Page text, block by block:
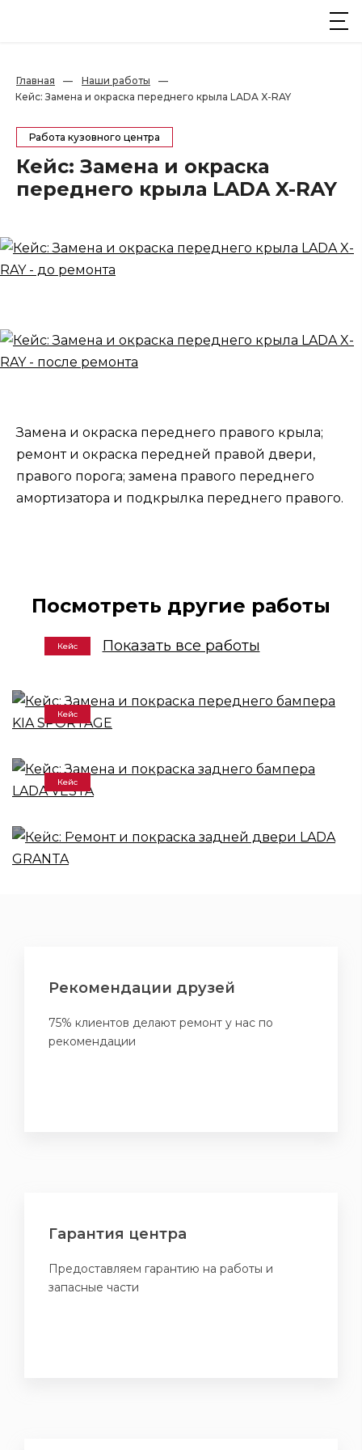
Главная — Наши работы
—
Кейс: Замена и окраска переднего крыла LADA X-RAY
Работа кузовного центра
Кейс: Замена и окраска
переднего крыла LADA X-RAY
Замена и окраска переднего правого крыла;
ремонт и окраска передней правой двери,
правого порога; замена правого переднего
амортизатора и подкрылка переднего правого.
Посмотреть другие работы
Показать все работы
Кейс
бампера KIA SPORTAGE
Кейс
бампера LADA VESTA
Кейс
двери LADA GRANTA
Рекомендации друзей
75% клиентов делают ремонт у нас по
рекомендации
Гарантия центра
Предоставляем гарантию на работы и
запасные части